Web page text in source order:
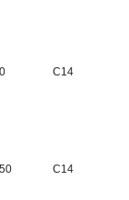
C14
C14